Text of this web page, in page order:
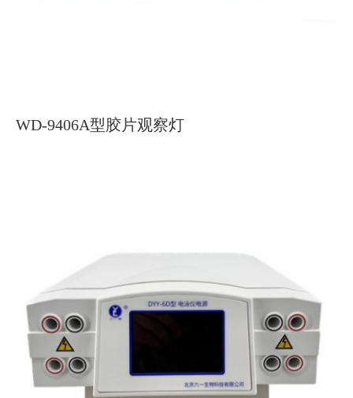
WD-9406A型胶片观察灯